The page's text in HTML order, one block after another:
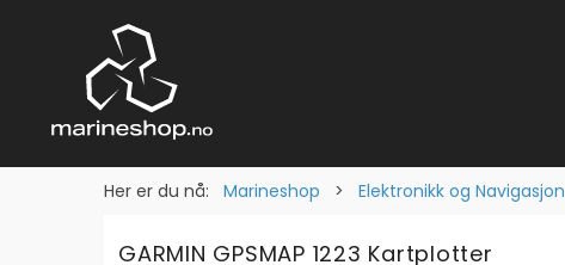
Her er du nå: Marineshop > Elektronikk og Navigasjon
GARMIN GPSMAP 1223 Kartplotter